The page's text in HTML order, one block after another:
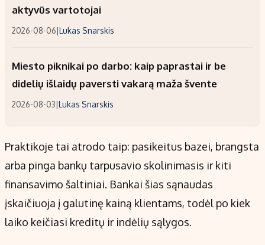
aktyvūs vartotojai
2026-08-06|Lukas Snarskis
Miesto piknikai po darbo: kaip paprastai ir be
didelių išlaidų paversti vakarą maža švente
2026-08-03|Lukas Snarskis
Praktikoje tai atrodo taip: pasikeitus bazei, brangsta
arba pinga bankų tarpusavio skolinimasis ir kiti
finansavimo šaltiniai. Bankai šias sąnaudas
įskaičiuoja į galutinę kainą klientams, todėl po kiek
laiko keičiasi kreditų ir indėlių sąlygos.